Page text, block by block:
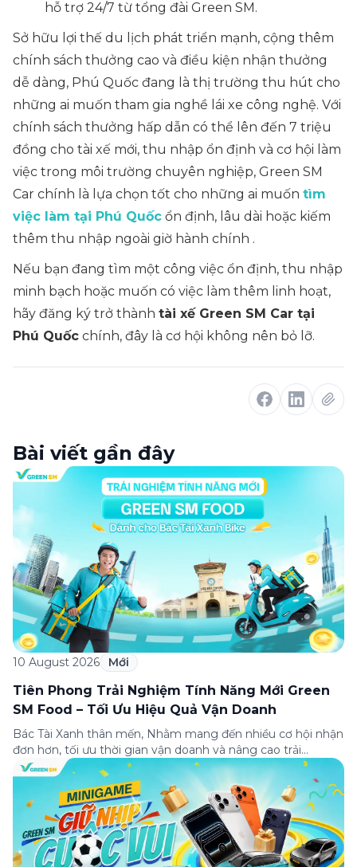
hỗ trợ 24/7 từ tổng đài Green SM.
Sở hữu lợi thế du lịch phát triển mạnh, cộng thêm
chính sách thưởng cao và điều kiện nhận thưởng
dễ dàng, Phú Quốc đang là thị trường thu hút cho
những ai muốn tham gia nghề lái xe công nghệ. Với
chính sách thưởng hấp dẫn có thể lên đến 7 triệu
đồng cho tài xế mới, thu nhập ổn định và cơ hội làm
việc trong môi trường chuyên nghiệp, Green SM
Car chính là lựa chọn tốt cho những ai muốn tìm
việc làm tại Phú Quốc ổn định, lâu dài hoặc kiếm
thêm thu nhập ngoài giờ hành chính .
Nếu bạn đang tìm một công việc ổn định, thu nhập
minh bạch hoặc muốn có việc làm thêm linh hoạt,
hãy đăng ký trở thành tài xế Green SM Car tại
Phú Quốc chính, đây là cơ hội không nên bỏ lỡ.
Bài viết gần đây
10 August 2026 Mới
Tiên Phong Trải Nghiệm Tính Năng Mới Green
SM Food – Tối Ưu Hiệu Quả Vận Doanh
Bác Tài Xanh thân mến, Nhằm mang đến nhiều cơ hội nhận
đơn hơn, tối ưu thời gian vận doanh và nâng cao trải
nghiệm giao hàng, Green SM triển khai thử nghiệm hai tính
năng mới trên dịch vụ Green SM Food, gồm: ✨ Giá linh
hoạt thêm nhiều gói giao hàng linh hoạt […]